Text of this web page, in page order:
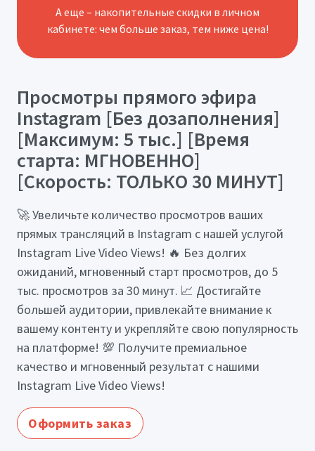
А еще – накопительные скидки в личном
кабинете: чем больше заказ, тем ниже цена!
Просмотры прямого эфира
Instagram [Без дозаполнения]
[Максимум: 5 тыс.] [Время
старта: МГНОВЕННО]
[Скорость: ТОЛЬКО 30 МИНУТ]
🚀 Увеличьте количество просмотров ваших
прямых трансляций в Instagram с нашей услугой
Instagram Live Video Views! 🔥 Без долгих
ожиданий, мгновенный старт просмотров, до 5
тыс. просмотров за 30 минут. 📈 Достигайте
большей аудитории, привлекайте внимание к
вашему контенту и укрепляйте свою популярность
на платформе! 💯 Получите премиальное
качество и мгновенный результат с нашими
Instagram Live Video Views!
Оформить заказ